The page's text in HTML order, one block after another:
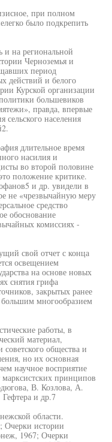
при полном
было подкрепить
и на региональной
Черноземья и
период
действий и белого
Курской организации
большевиков
правда, впервые
сельского населения
длительное время
насилия и
во второй половине
положение критике.
и др. увидели в
не «чрезвычайную меру
средство
обоснование
комиссиях -
свой отчет с конца
освещением
на основе новых
снятия грифа
закрытых ранее
многообразием
работы, в
материал,
общества и
но их основная
научное восприятие
принципов
В. Козлова, А.
и др.7
области.
истории
1967; Очерки